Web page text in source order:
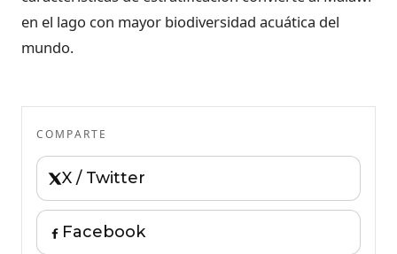
en el lago con mayor biodiversidad acuática del
mundo.
COMPARTE
X / Twitter
Facebook